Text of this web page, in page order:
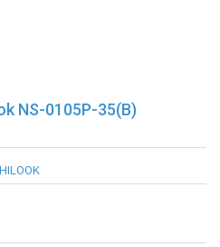
NS-0105P-35(B)